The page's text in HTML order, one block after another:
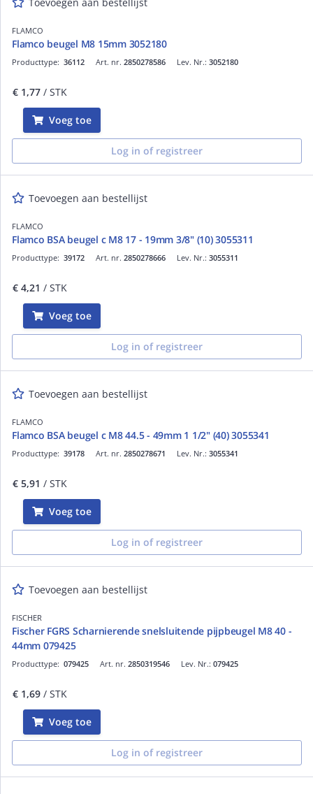
FLAMCO
Flamco beugel M8 15mm 3052180
Art. nr. 2850278586
Producttype: 36112 Lev. Nr.: 3052180
€ 1,77 / STK
Voeg toe
Log in of registreer
Toevoegen aan bestellijst
FLAMCO
Flamco BSA beugel c M8 17 - 19mm 3/8" (10) 3055311
Art. nr. 2850278666
Producttype: 39172 Lev. Nr.: 3055311
€ 4,21 / STK
Voeg toe
Log in of registreer
Toevoegen aan bestellijst
FLAMCO
Flamco BSA beugel c M8 44.5 - 49mm 1 1/2" (40) 3055341
Art. nr. 2850278671
Producttype: 39178 Lev. Nr.: 3055341
€ 5,91 / STK
Voeg toe
Log in of registreer
Toevoegen aan bestellijst
FISCHER
Fischer FGRS Scharnierende snelsluitende pijpbeugel M8 40 -
44mm 079425
Art. nr. 2850319546
Producttype: 079425 Lev. Nr.: 079425
€ 1,69 / STK
Voeg toe
Log in of registreer